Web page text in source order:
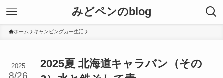
みどペンのblog
ホーム キャンピングカー生活
2025夏 北海道キャラバン（その
2025
8/26